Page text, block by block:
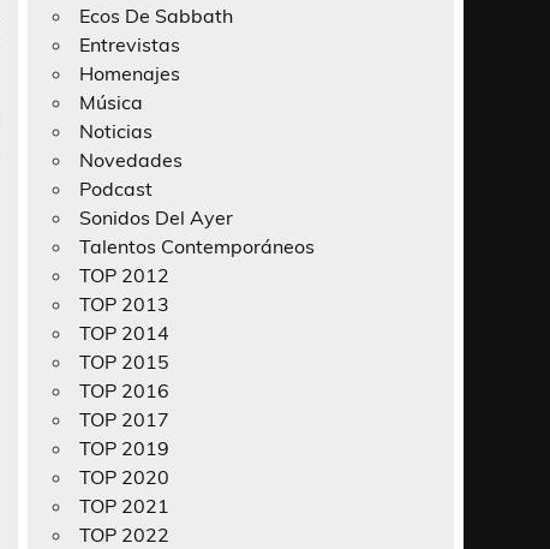
Ecos De Sabbath
Entrevistas
Homenajes
Música
Noticias
Novedades
Podcast
Sonidos Del Ayer
Talentos Contemporáneos
TOP 2012
TOP 2013
TOP 2014
TOP 2015
TOP 2016
TOP 2017
TOP 2019
TOP 2020
TOP 2021
TOP 2022